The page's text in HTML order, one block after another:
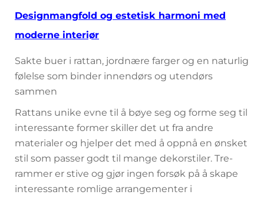
Designmangfold og estetisk harmoni med
moderne interiør
Sakte buer i rattan, jordnære farger og en naturlig
følelse som binder innendørs og utendørs
sammen
Rattans unike evne til å bøye seg og forme seg til
interessante former skiller det ut fra andre
materialer og hjelper det med å oppnå en ønsket
stil som passer godt til mange dekorstiler. Tre-
rammer er stive og gjør ingen forsøk på å skape
interessante romlige arrangementer i